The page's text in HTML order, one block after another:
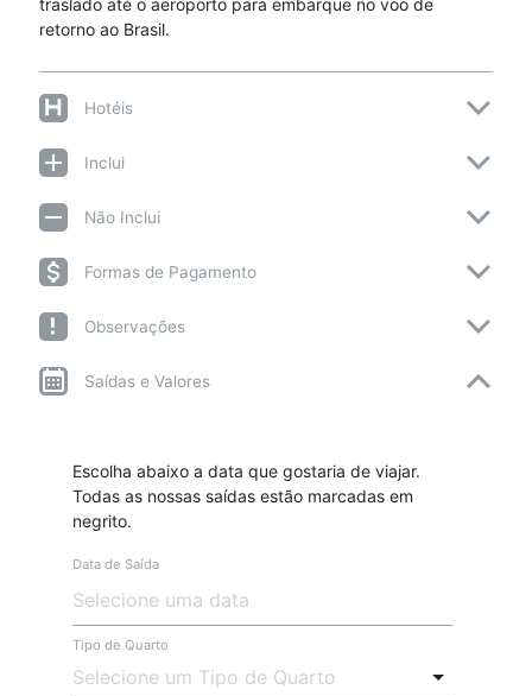
traslado até o aeroporto para embarque no voo de
retorno ao Brasil.
Hotéis
Inclui
Não Inclui
Formas de Pagamento
Observações
Saídas e Valores
Escolha abaixo a data que gostaria de viajar.
Todas as nossas saídas estão marcadas em
negrito.
Data de Saída
Tipo de Quarto